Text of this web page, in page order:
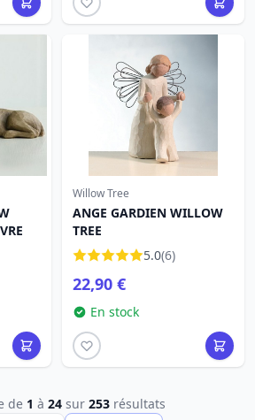
Willow Tree
ANGE GARDIEN WILLOW
TREE
5.0(6)
22,90 €
En stock
de 1 à 24sur 253résultats